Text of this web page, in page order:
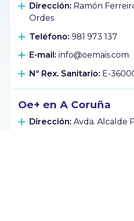
Dirección: Ramón
Ordes
Teléfono: 981 973 137
E-mail: info@oemais.com
Nº Rex. Sanitario: E-
Oe+ en A Coruña
Dirección: Avda. Alcalde